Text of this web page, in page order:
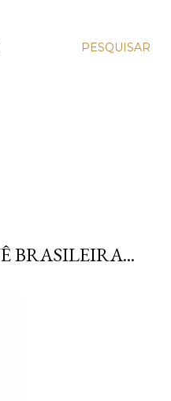
PESQUISAR
BRASILEIRA...